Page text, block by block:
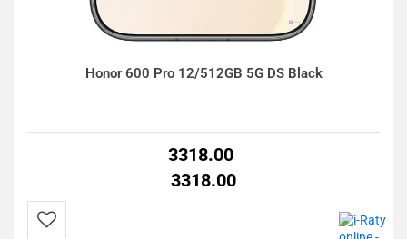
Honor 600 Pro 12/512GB 5G DS Black
3318.00
3318.00